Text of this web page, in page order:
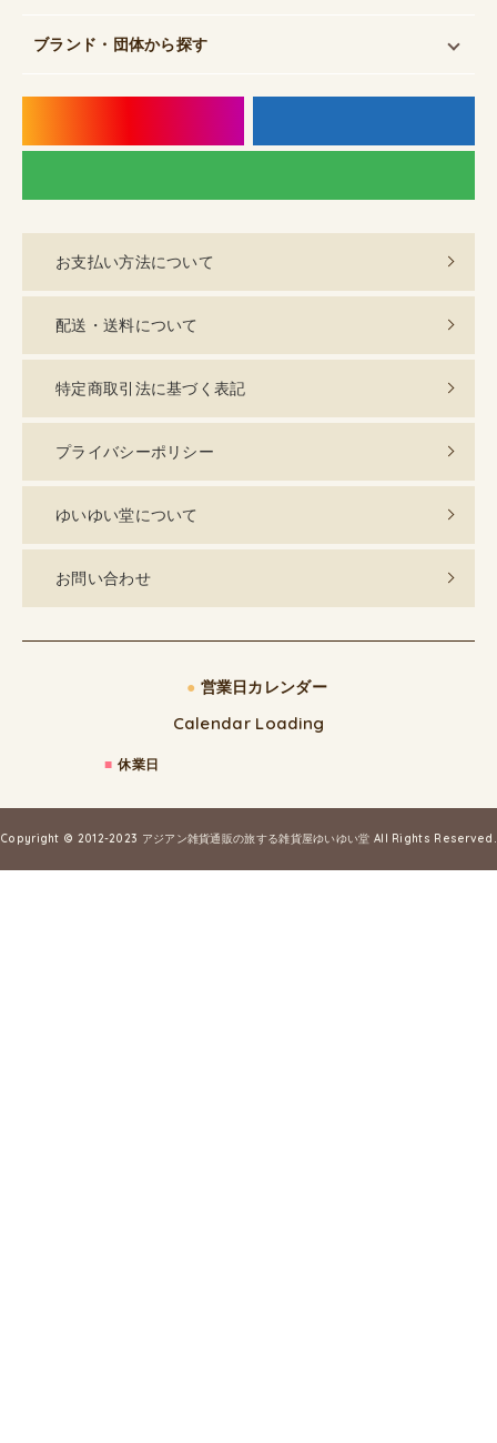
ブランド・団体から探す
お支払い方法について
配送・送料について
特定商取引法に基づく表記
プライバシーポリシー
ゆいゆい堂について
お問い合わせ
● 営業日カレンダー
Calendar Loading
■ 休業日
Copyright © 2012-2023 アジアン雑貨通販の旅する雑貨屋ゆいゆい堂 All Rights Reserved.